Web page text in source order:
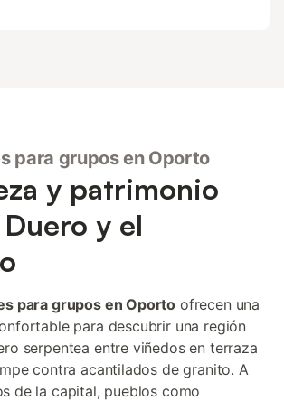
para grupos en Oporto
y patrimonio
y el
para grupos en Oporto ofrecen una
para descubrir una región
serpentea entre viñedos en terraza
contra acantilados de granito. A
de la capital, pueblos como